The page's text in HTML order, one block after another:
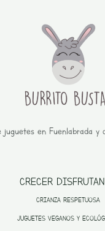
juguetes en Fuenlabrada y
CRECER
CRIANZA RESPETUOSA
JUGUETES VEGANOS Y